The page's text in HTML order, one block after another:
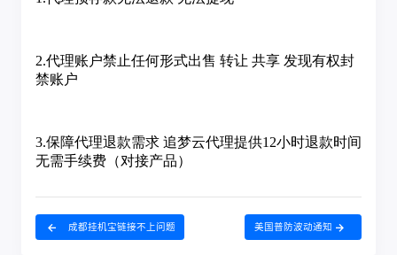
成都挂机宝链接不上问题 美国普防波动通知